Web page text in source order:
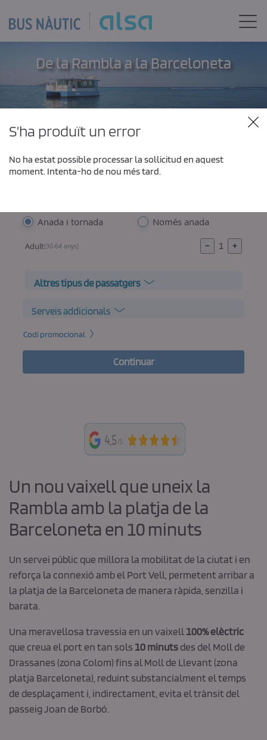
Salta al contingut principal
De la Rambla a la Barceloneta
Intercambio
Anada i tornada Només anada
Adult(30-64 anys) − 1 +
Altres tipus de passatgers
Serveis addicionals
Codi promocional
Continuar
S’ha produït un error
No ha estat possible processar la sol·licitud en aquest
moment. Intenta-ho de nou més tard.
Un nou vaixell que uneix la
Rambla amb la platja de la
Barceloneta en 10 minuts
Un servei públic que millora la mobilitat de la ciutat i en
reforça la connexió amb el Port Vell, permetent arribar a
la platja de la Barceloneta de manera ràpida, senzilla i
barata.
Una meravellosa travessia en un vaixell100% elèctric
que creua el port en tan sols 10 minutsdes del Moll de
Drassanes (zona Colom) fins al Moll de Llevant (zona
platja Barceloneta), reduint substancialment el temps
de desplaçament i, indirectament, evita el trànsit del
passeig Joan de Borbó.